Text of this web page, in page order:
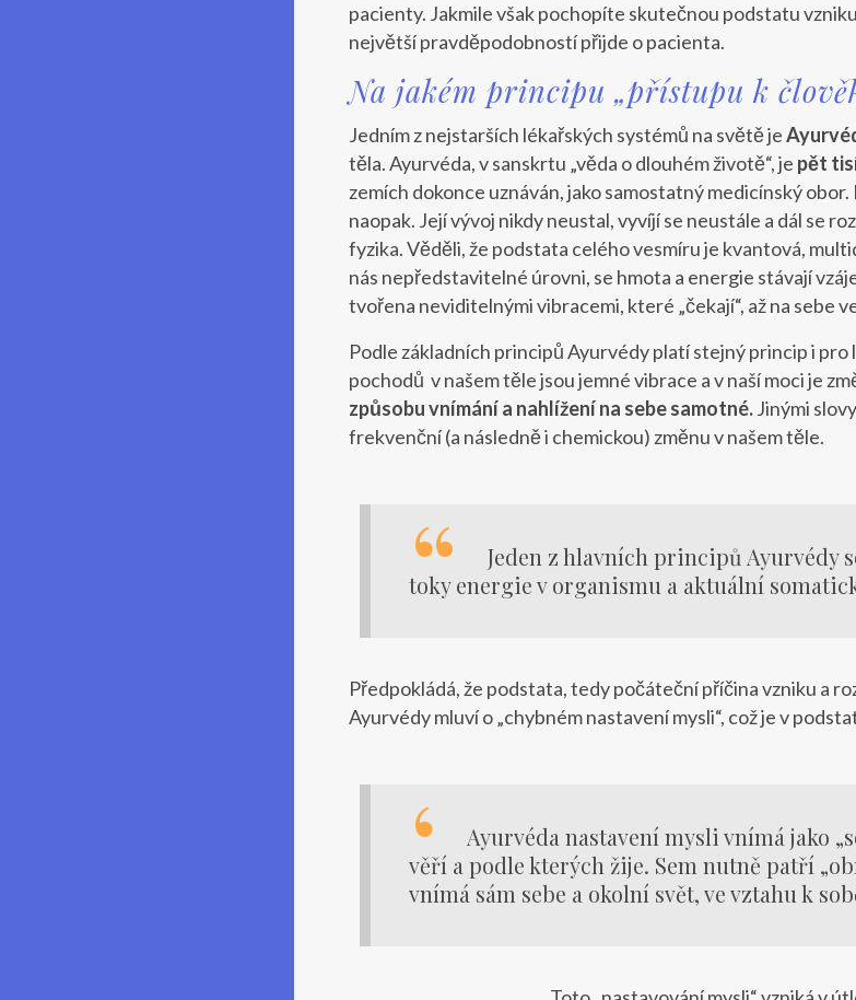
pacienty. Jakmile však pochopíte skutečnou podstatu
největší pravděpodobností přijde o pacienta.
Na jakém principu „přístupu k
Jedním z nejstarších lékařských systémů na světě je
těla. Ayurvéda, v sanskrtu „věda o dlouhém životě“, je pět
zemích dokonce uznáván, jako samostatný medicínský
naopak. Její vývoj nikdy neustal, vyvíjí se neustále a dál se
fyzika. Věděli, že podstata celého vesmíru je kvantová,
nás nepředstavitelné úrovni, se hmota a energie stávají
tvořena neviditelnými vibracemi, které „čekají“, až na sebe
Podle základních principů Ayurvédy platí stejný princip i
pochodů v našem těle jsou jemné vibrace a v naší moci je
způsobu vnímání a nahlížení na sebe samotné.Jinými
frekvenční (a následně i chemickou) změnu v našem těle.
Jeden z hlavních principů Ayurvédy
toky energie v organismu a aktuální
Předpokládá, že podstata, tedy počáteční příčina vzniku a
Ayurvédy mluví o „chybném nastavení mysli“, což je v
Ayurvéda nastavení mysli vnímá jako
věří a podle kterých žije. Sem nutně patří
vnímá sám sebe a okolní svět, ve vztahu k